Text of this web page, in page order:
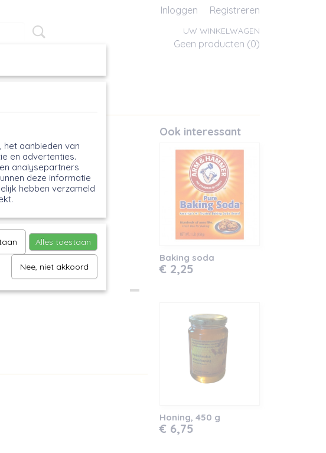
Inloggen Registreren
UW WINKELWAGEN
Geen producten (0)
leverbaar
Ook interessant
Baking soda
€ 2,25
Honing, 450 g
€ 6,75
aanbieden van
en advertenties.
analysepartners
deze informatie
hebben verzameld
Alles toestaan
Nee, niet akkoord